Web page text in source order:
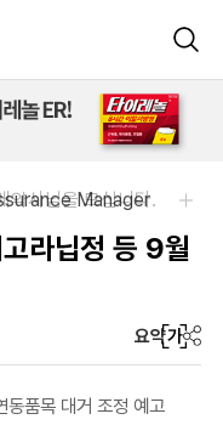
약사님을 모십니다.
Manager
라닙정 등 9월
요약가
품목 대거 조정 예고